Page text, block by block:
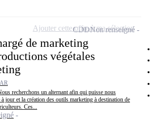
de marketing
végétales
recherchons un alternant afin qui puisse nous
jour et la création des outils marketing à destination de
Ces...
CDDNon renseigné
Ajouter cette offre à ma sélection